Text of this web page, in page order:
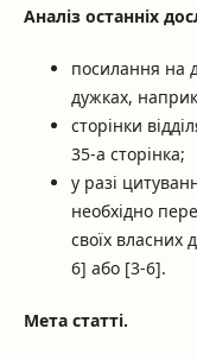
Аналіз останніх
посилання на
дужках,
сторінки
35-а сторінка;
у разі
необхідно
своїх власних
6] або [3-6].
Мета статті.